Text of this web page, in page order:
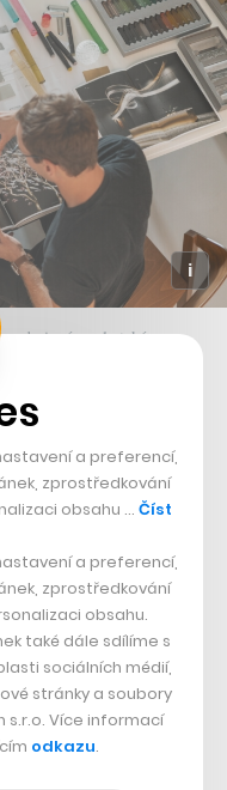
designéry, ale také pro
myslím, že skvělou
pro naši společnost
let přiletěly dvě
bylo v uplynulém
zájem se přijet
a preferencí,
zprostředkování
obsahu … Číst
a preferencí,
zprostředkování
obsahu.
také dále sdílíme s
sociálních médií,
stránky a soubory
s.r.o. Více informací
odkazu.